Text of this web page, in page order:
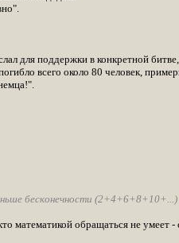
для поддержки в конкретной
всего около 80 человек,
бесконечности (2+4+6+8+10+...)
математикой обращаться не